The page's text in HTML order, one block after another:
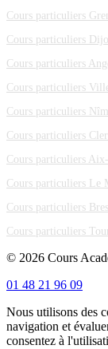
Cours particuliers
Cours particuliers
Cours particuliers
Cours particuliers
Cours particuliers
Cours particuliers
Cours particuliers
Cours particuliers Le
Cours particuliers
Cours particuliers
© 2026 Cours
01 48 21 96 09
Nous utilisons des
navigation et
consentez à